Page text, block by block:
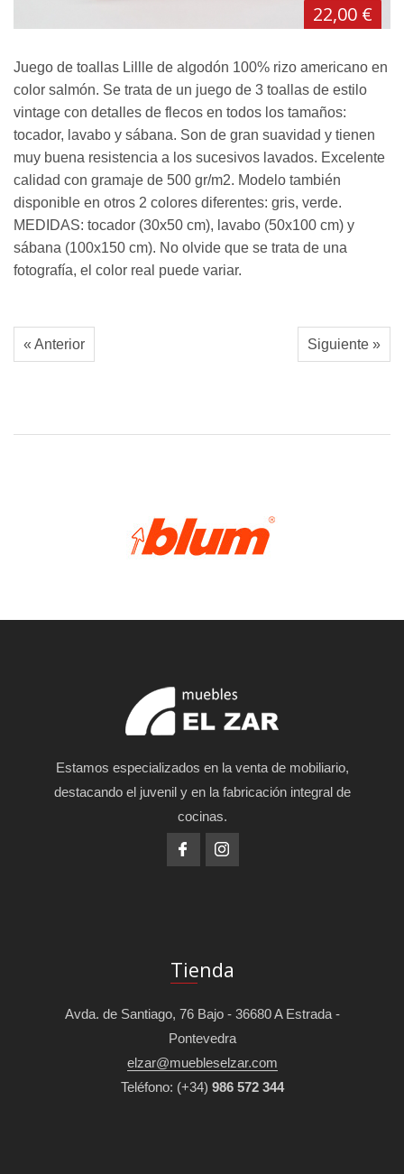
22,00 €
Juego de toallas Lillle de algodón 100% rizo americano en
color salmón. Se trata de un juego de 3 toallas de estilo
vintage con detalles de flecos en todos los tamaños:
tocador, lavabo y sábana. Son de gran suavidad y tienen
muy buena resistencia a los sucesivos lavados. Excelente
calidad con gramaje de 500 gr/m2. Modelo también
disponible en otros 2 colores diferentes: gris, verde.
MEDIDAS: tocador (30x50 cm), lavabo (50x100 cm) y
sábana (100x150 cm). No olvide que se trata de una
fotografía, el color real puede variar.
« Anterior Siguiente »
Estamos especializados en la venta de mobiliario,
destacando el juvenil y en la fabricación integral de
cocinas.
Tienda
Avda. de Santiago, 76 Bajo - 36680 A Estrada -
Pontevedra
elzar@muebleselzar.com
Teléfono: (+34) 986 572 344